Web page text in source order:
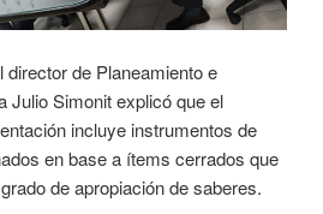
de Planeamiento e
Julio Simonit explicó que el
incluye instrumentos de
en base a ítems cerrados que
de apropiación de saberes.